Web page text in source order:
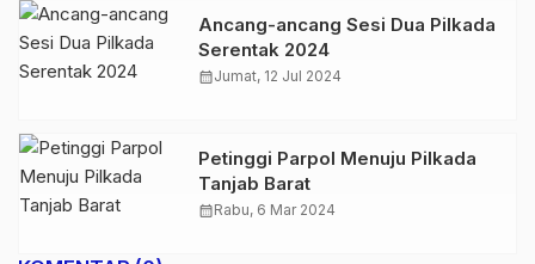
Ancang-ancang Sesi Dua Pilkada
Serentak 2024
calendar_monthJumat, 12 Jul 2024
Petinggi Parpol Menuju Pilkada
Tanjab Barat
calendar_monthRabu, 6 Mar 2024